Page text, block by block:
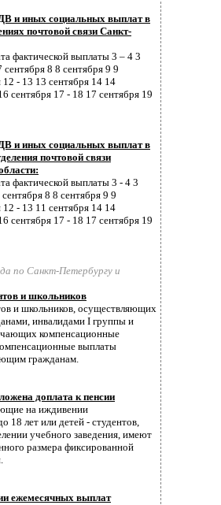
и иных социальных выплат в
почтовой связи Санкт-
фактической выплаты 3 – 4 3
8 8 сентября 9 9
12 - 13 13 сентября 14 14
сентября 17 - 18 17 сентября 19
и иных социальных выплат в
почтовой связи
фактической выплаты 3 - 4 3
8 8 сентября 9 9
12 - 13 11 сентября 14 14
сентября 17 - 18 17 сентября 19
по Санкт-Петербургу и
и школьников
и школьников, осуществляющих
инвалидами I группы и
компенсационные
выплаты
гражданам.
доплата к пенсии
на иждивении
18 лет или детей - студентов,
учебного заведения, имеют
размера фиксированной
ежемесячных выплат